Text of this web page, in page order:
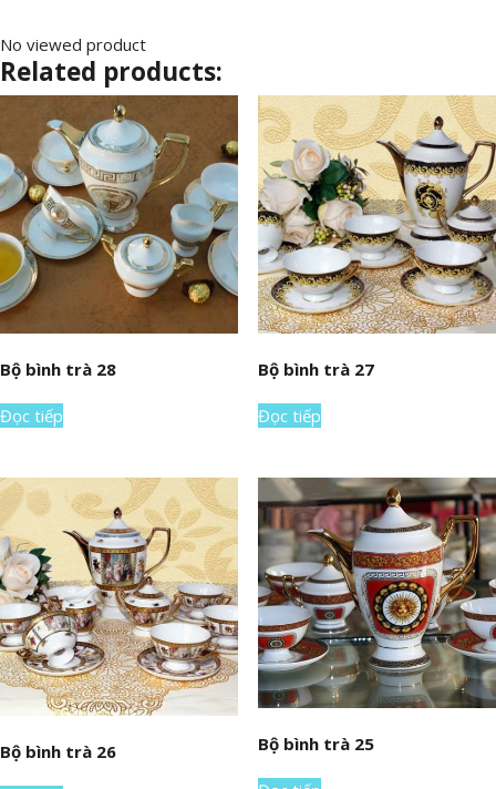
No viewed product
Related products:
Bộ bình trà 28
Đọc tiếp
Bộ bình trà 27
Đọc tiếp
Bộ bình trà 26 Bộ bình trà 25